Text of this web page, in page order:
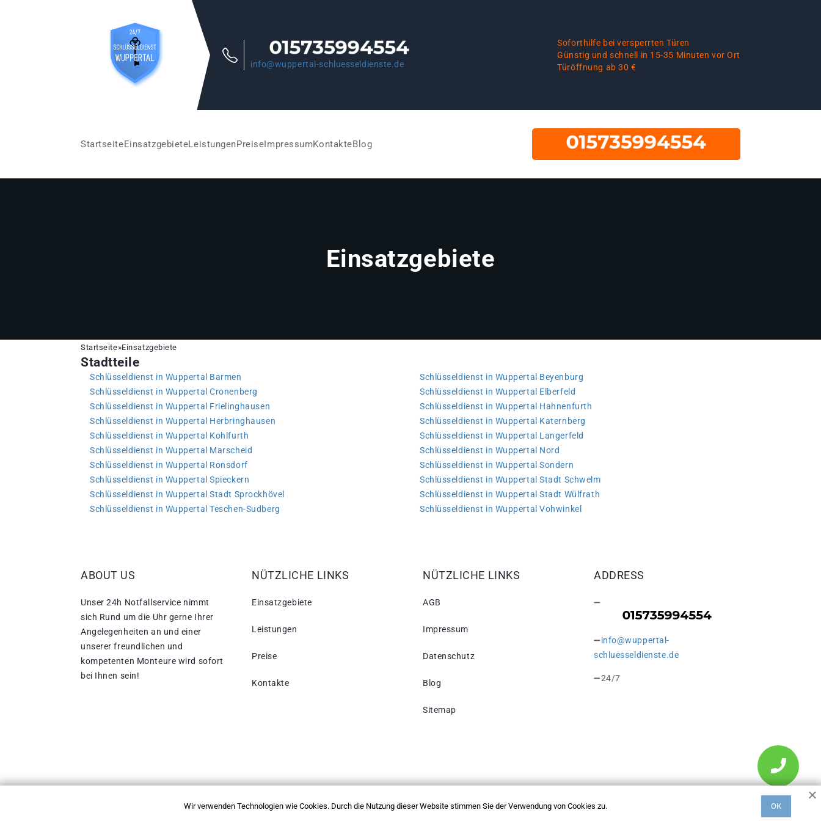
info@wuppertal-schluesseldienste.de
Soforthilfe bei versperrten Türen
Günstig und schnell in 15-35 Minuten vor Ort
Türöffnung ab 30 €
StartseiteEinsatzgebieteLeistungenPreiseImpressumKontakteBlog
Einsatzgebiete
Startseite»Einsatzgebiete
Stadtteile
Schlüsseldienst in Wuppertal Barmen
Schlüsseldienst in Wuppertal Beyenburg
Schlüsseldienst in Wuppertal Cronenberg
Schlüsseldienst in Wuppertal Elberfeld
Schlüsseldienst in Wuppertal Frielinghausen
Schlüsseldienst in Wuppertal Hahnenfurth
Schlüsseldienst in Wuppertal Herbringhausen
Schlüsseldienst in Wuppertal Katernberg
Schlüsseldienst in Wuppertal Kohlfurth
Schlüsseldienst in Wuppertal Langerfeld
Schlüsseldienst in Wuppertal Marscheid
Schlüsseldienst in Wuppertal Nord
Schlüsseldienst in Wuppertal Ronsdorf
Schlüsseldienst in Wuppertal Sondern
Schlüsseldienst in Wuppertal Spieckern
Schlüsseldienst in Wuppertal Stadt Schwelm
Schlüsseldienst in Wuppertal Stadt Sprockhövel
Schlüsseldienst in Wuppertal Stadt Wülfrath
Schlüsseldienst in Wuppertal Teschen-Sudberg
Schlüsseldienst in Wuppertal Vohwinkel
Wir verwenden Technologien wie Cookies. Durch die Nutzung dieser Website stimmen Sie der Verwendung von Cookies zu. ОК
ABOUT US
Unser 24h Notfallservice nimmt
sich Rund um die Uhr gerne Ihrer
Angelegenheiten an und einer
unserer freundlichen und
kompetenten Monteure wird sofort
bei Ihnen sein!
NÜTZLICHE LINKS
Einsatzgebiete
Leistungen
Preise
Kontakte
NÜTZLICHE LINKS
AGB
Impressum
Datenschutz
Blog
Sitemap
ADDRESS
info@wuppertal-
schluesseldienste.de
24/7
Copyright © 2026 Einsatzgebiete. Alle Rechte vorbehalten.